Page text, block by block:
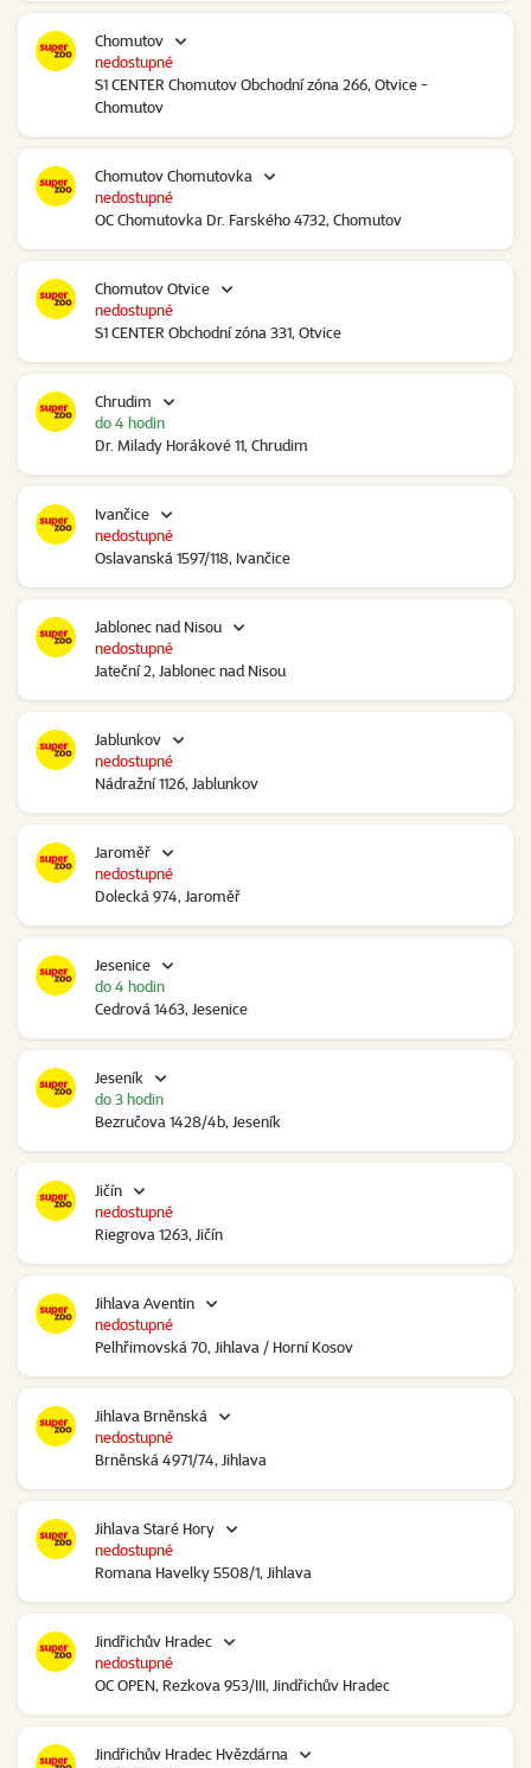
Chomutov
S1 CENTER Chomutov Obchodní zóna 266, Otvice -
Chomutov
nedostupné
Chomutov Chomutovka
OC Chomutovka Dr. Farského 4732, Chomutov
nedostupné
Chomutov Otvice
S1 CENTER Obchodní zóna 331, Otvice
nedostupné
Chrudim
Dr. Milady Horákové 11, Chrudim
do 4 hodin
Ivančice
Oslavanská 1597/118, Ivančice
nedostupné
Jablonec nad Nisou
Jateční 2, Jablonec nad Nisou
nedostupné
Jablunkov
Nádražní 1126, Jablunkov
nedostupné
Jaroměř
Dolecká 974, Jaroměř
nedostupné
Jesenice
Cedrová 1463, Jesenice
do 4 hodin
Jeseník
Bezručova 1428/4b, Jeseník
do 3 hodin
Jičín
Riegrova 1263, Jičín
nedostupné
Jihlava Aventin
Pelhřimovská 70, Jihlava / Horní Kosov
nedostupné
Jihlava Brněnská
Brněnská 4971/74, Jihlava
nedostupné
Jihlava Staré Hory
Romana Havelky 5508/1, Jihlava
nedostupné
Jindřichův Hradec
OC OPEN, Rezkova 953/III, Jindřichův Hradec
nedostupné
Jindřichův Hradec Hvězdárna